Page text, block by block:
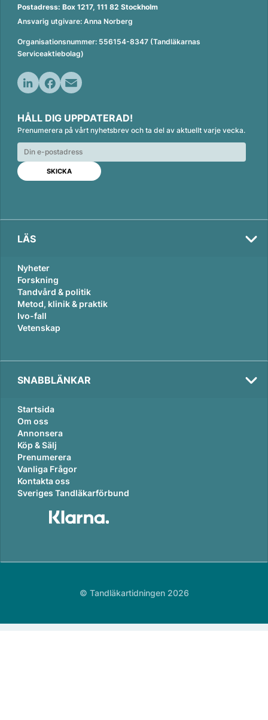
Postadress: Box 1217, 111 82 Stockholm
Ansvarig utgivare: Anna Norberg
Organisationsnummer: 556154-8347 (Tandläkarnas
Serviceaktiebolag)
n
k
e
d
n
c
e
b
o
o
k
a
i
l
HÅLL DIG UPPDATERAD!
Prenumerera på vårt nyhetsbrev och ta del av aktuellt varje vecka.
LÄS
Nyheter
Forskning
Tandvård & politik
Metod, klinik & praktik
Ivo-fall
Vetenskap
SNABBLÄNKAR
Startsida
Om oss
Annonsera
Köp & Sälj
Prenumerera
Vanliga Frågor
Kontakta oss
Sveriges Tandläkarförbund
© Tandläkartidningen 2026